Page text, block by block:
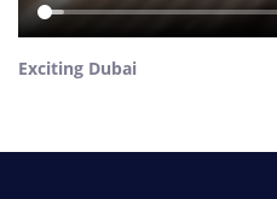
Exciting Dubai